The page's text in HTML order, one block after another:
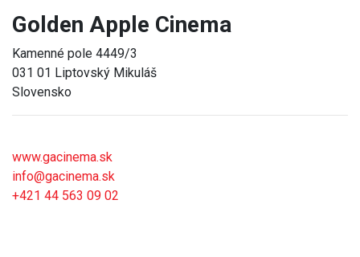
Golden Apple Cinema
Kamenné pole 4449/3
031 01 Liptovský Mikuláš
Slovensko
www.gacinema.sk
info@gacinema.sk
+421 44 563 09 02